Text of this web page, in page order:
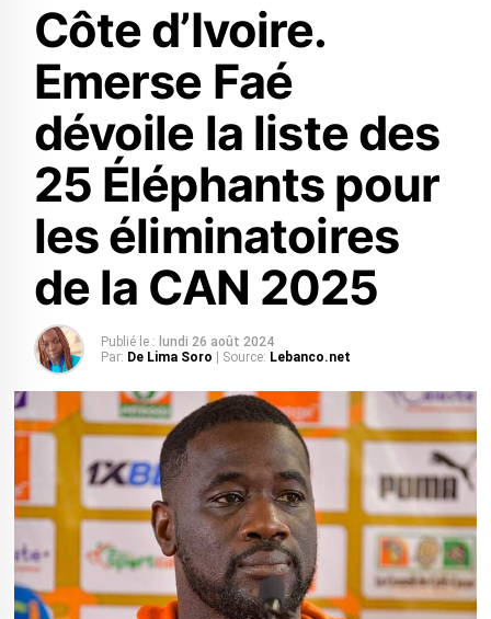
Côte d’Ivoire.
Emerse Faé
dévoile la liste des
25 Éléphants pour
les éliminatoires
de la CAN 2025
Publié le : lundi 26 août 2024
Par: De Lima Soro | Source: Lebanco.net